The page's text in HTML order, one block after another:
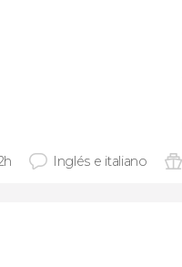
Inglés e italiano